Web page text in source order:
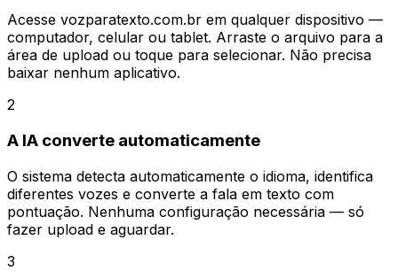
Acesse vozparatexto.com.br em qualquer dispositivo —
computador, celular ou tablet. Arraste o arquivo para a
área de upload ou toque para selecionar. Não precisa
baixar nenhum aplicativo.
2
A IA converte automaticamente
O sistema detecta automaticamente o idioma, identifica
diferentes vozes e converte a fala em texto com
pontuação. Nenhuma configuração necessária — só
fazer upload e aguardar.
3